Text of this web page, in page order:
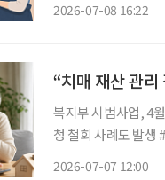
2026-07-08 16:22
“치매 재산 관
복지부 시범사업, 4
청 철회 사례도 발생 #. 독거노인 치매환자 김씨는 욕구 표현은 가능하나 재산관리에 어려움
2026-07-07 12:00